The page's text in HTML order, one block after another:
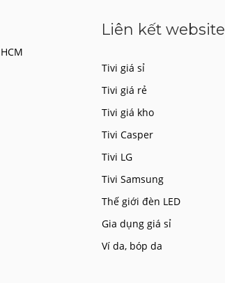
Liên kết website
Tivi giá sỉ
Tivi giá rẻ
Tivi giá kho
Tivi Casper
Tivi LG
Tivi Samsung
Thế giới đèn LED
Gia dụng giá sỉ
Ví da, bóp da